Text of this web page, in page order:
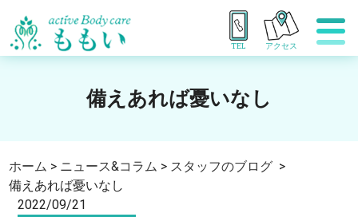
TEL アクセス
備えあれば憂いなし
ホーム > ニュース&コラム > スタッフのブログ >
備えあれば憂いなし
2022/09/21